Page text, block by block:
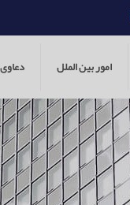
امور بین الملل